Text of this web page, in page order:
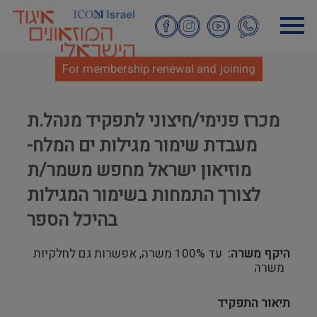
Skip
For membership renewal and joining
מכרז פנימי/חיצוני לתפקיד מנהל.ת
מעבדת שימור מגילות ים המלח-
מוזיאון ישראל מחפש משמר/ת
לצורך התמחות בשימור המגילות
בהיכל הספר
היקף משרה
עד 100% משרה, אפשרות גם לחלקיות
משרה
תיאור התפקיד